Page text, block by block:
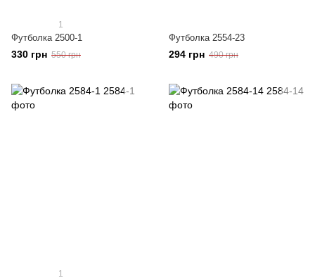
1
Футболка 2500-1
330 грн 550 грн
Футболка 2554-23
294 грн 490 грн
1